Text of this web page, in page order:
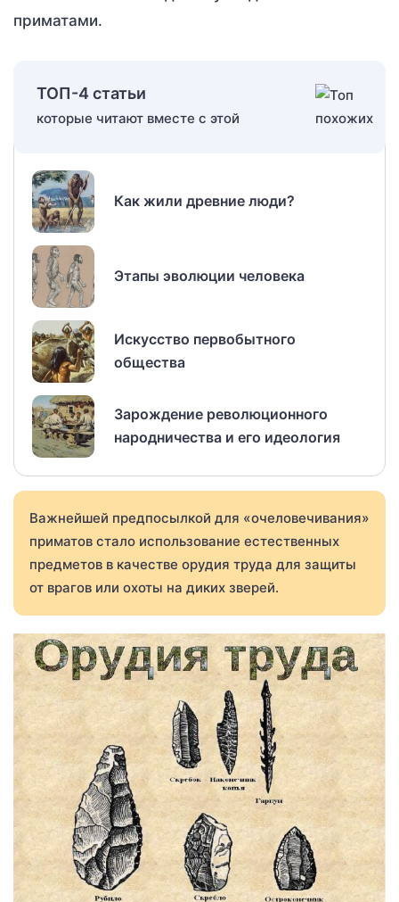
приматами.
ТОП-4 статьи
которые читают вместе с этой
Как жили древние люди?
Этапы эволюции человека
Искусство первобытного
общества
Зарождение революционного
народничества и его идеология
Важнейшей предпосылкой для «очеловечивания»
приматов стало использование естественных
предметов в качестве орудия труда для защиты
от врагов или охоты на диких зверей.